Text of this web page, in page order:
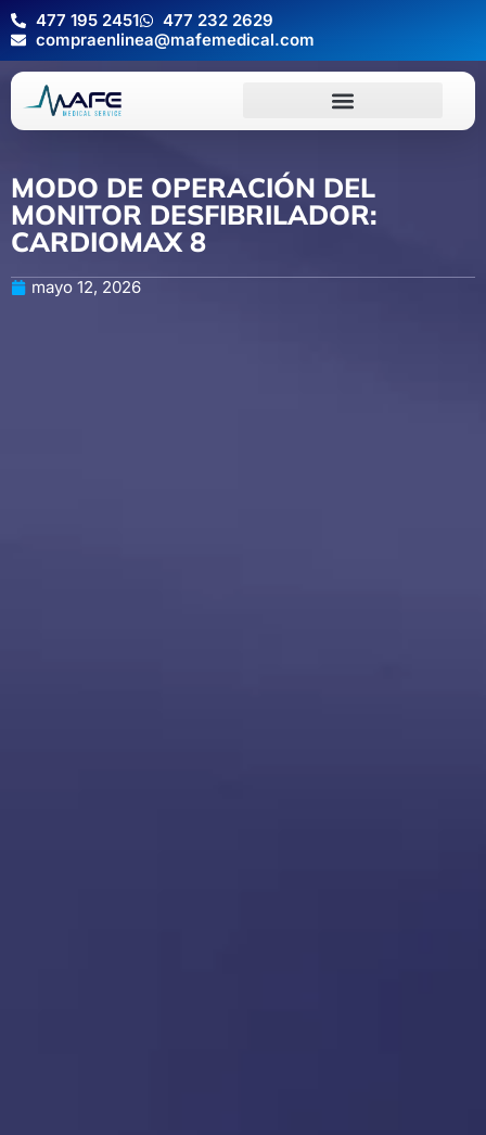
477 195 2451
477 232 2629
compraenlinea@mafemedical.com
MODO DE OPERACIÓN DEL
MONITOR DESFIBRILADOR:
CARDIOMAX 8
mayo 12, 2026